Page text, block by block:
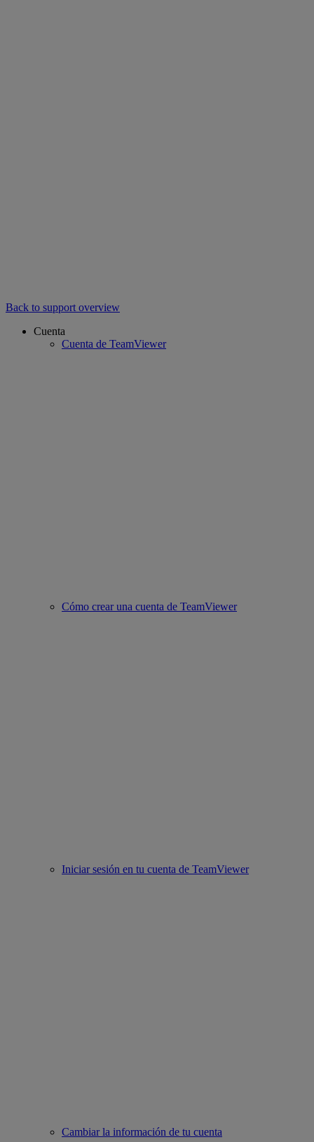
Back to support overview
Cuenta
Cuenta de TeamViewer
Cómo crear una cuenta de TeamViewer
Iniciar sesión en tu cuenta de TeamViewer
Cambiar la información de tu cuenta